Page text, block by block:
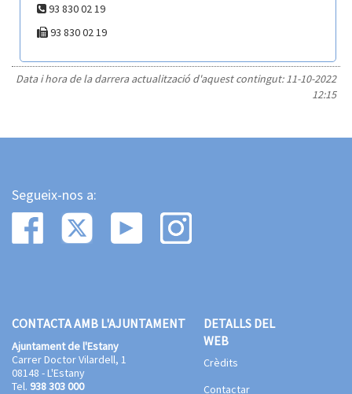
93 830 02 19
93 830 02 19
Data i hora de la darrera actualització d'aquest contingut:11-10-2022
12:15
Segueix-nos a:
CONTACTA AMB L'AJUNTAMENT
Ajuntament de l'Estany
Carrer Doctor Vilardell, 1
08148 - L'Estany
Tel. 938 303 000
DETALLS DEL
WEB
Crèdits
Contactar